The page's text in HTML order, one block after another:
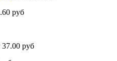
руб
37.00 руб